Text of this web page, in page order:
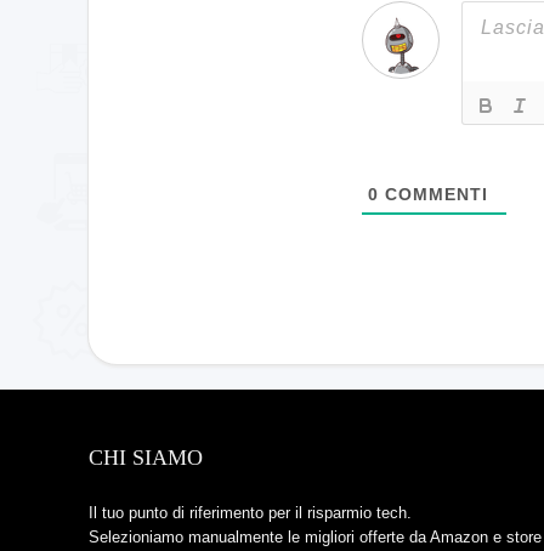
0 COMMENTI
CHI SIAMO
Il tuo punto di riferimento per il risparmio tech.
Selezioniamo manualmente le migliori offerte da Amazon e store